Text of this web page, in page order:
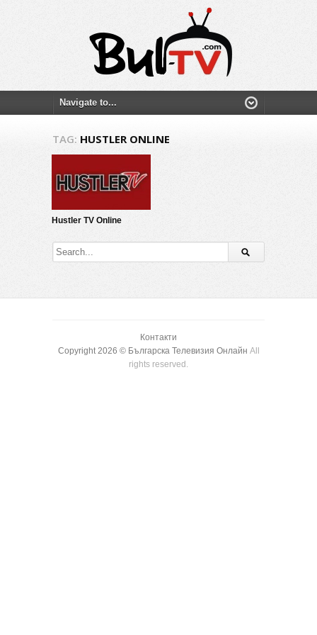
TAG: HUSTLER ONLINE
Hustler TV Online
Контакти
Copyright 2026 © Българска Телевизия Онлайн All
rights reserved.